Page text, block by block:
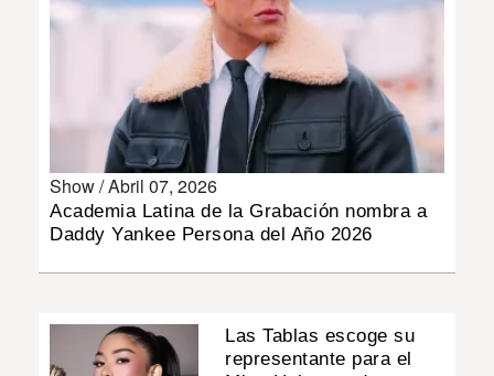
IMPRESO
Show /Abril 07, 2026
Academia Latina de la Grabación nombra a
Daddy Yankee Persona del Año 2026
Las Tablas escoge su
representante para el